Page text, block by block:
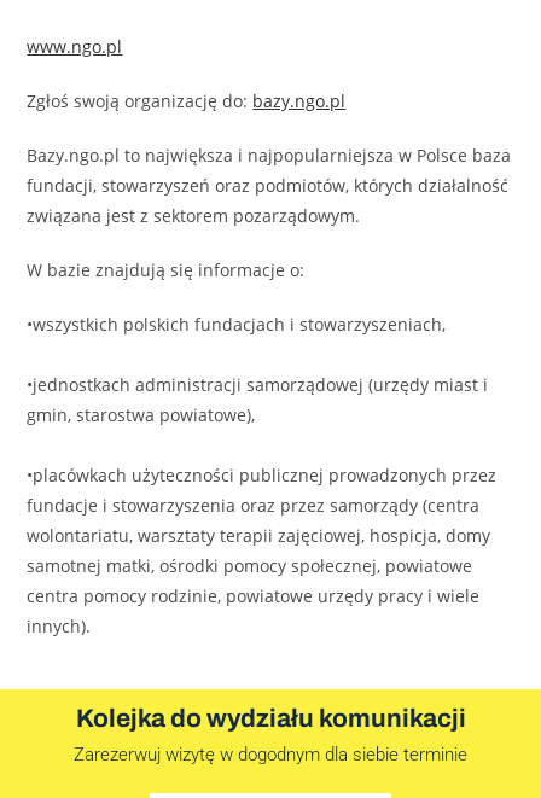
www.ngo.pl
Zgłoś swoją organizację do: bazy.ngo.pl
Bazy.ngo.pl to największa i najpopularniejsza w Polsce baza
fundacji, stowarzyszeń oraz podmiotów, których działalność
związana jest z sektorem pozarządowym.
W bazie znajdują się informacje o:
•wszystkich polskich fundacjach i stowarzyszeniach,
•jednostkach administracji samorządowej (urzędy miast i
gmin, starostwa powiatowe),
•placówkach użyteczności publicznej prowadzonych przez
fundacje i stowarzyszenia oraz przez samorządy (centra
wolontariatu, warsztaty terapii zajęciowej, hospicja, domy
samotnej matki, ośrodki pomocy społecznej, powiatowe
centra pomocy rodzinie, powiatowe urzędy pracy i wiele
innych).
Kolejka do wydziału komunikacji
Zarezerwuj wizytę w dogodnym dla siebie terminie